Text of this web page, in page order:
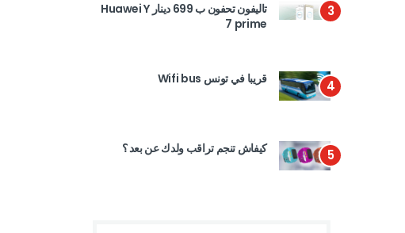
3
تاليفون تحفون ب 699 دينار Huawei Y
7 prime
4 قريبا في تونس Wifi bus
5 كيفاش تنجم تراقب ولدك عن بعد ؟